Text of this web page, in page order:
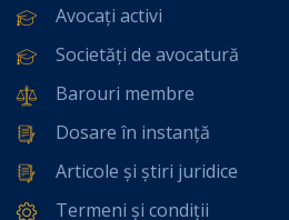
Avocați activi
Societăți de avocatură
Barouri membre
Dosare în instanță
Articole și știri juridice
Termeni și condiții